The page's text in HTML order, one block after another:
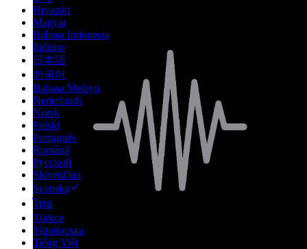
Hrvatski
Magyar
Bahasa Indonesia
Italiano
日本語
한국어
Bahasa Melayu
Nederlands
Norsk
Polski
Português
Română
Русский
Slovenčina
Svenska
ไทย
Türkçe
Українська
Tiếng Việt